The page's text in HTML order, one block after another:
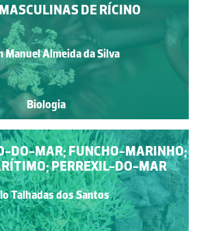
DE RÍCINO
Manuel Almeida da Silva
Biologia
DO-MAR; FUNCHO-MARINHO;
PERREXIL-DO-MAR
Talhadas dos Santos